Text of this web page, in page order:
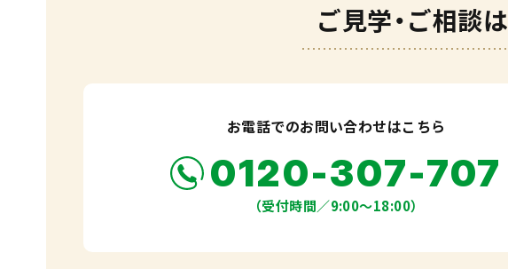
ご見学・ご相談は
お電話でのお問い合わせはこちら
0120-307-707
（受付時間／9:00〜18:00）